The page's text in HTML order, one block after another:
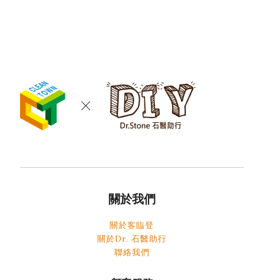
關於我們
關於客臨登
關於Dr. 石醫助行
聯絡我們